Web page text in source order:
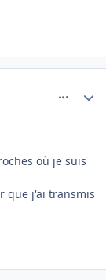
où je suis
que j'ai transmis